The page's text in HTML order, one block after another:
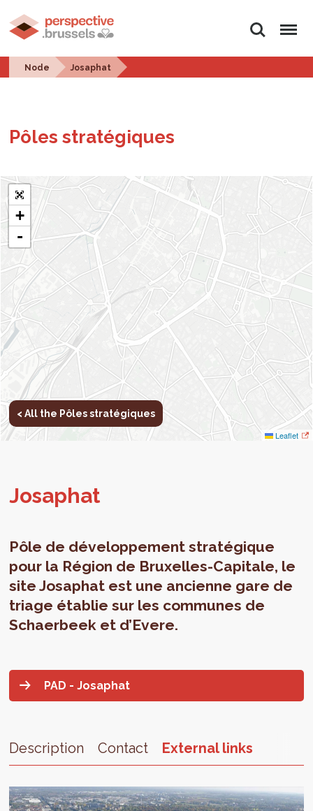
Search Menu
Node Josaphat
Pôles stratégiques
+
-
Leaflet
< All the Pôles stratégiques
Jos­aphat
Pôle de développement stratégique
pour la Région de Bruxelles-Capitale, le
site Josaphat est une ancienne gare de
triage établie sur les communes de
Schaerbeek et d’Evere.
PAD - Josaphat
Description Contact External links